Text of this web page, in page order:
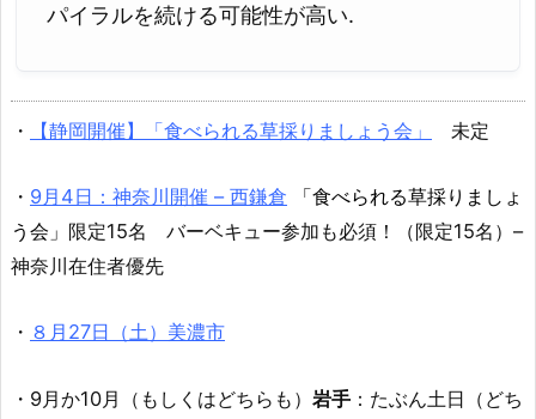
パイラルを続ける可能性が高い.
・ 【静岡開催】「食べられる草採りましょう会」 未定
・ 9月4日：神奈川開催 – 西鎌倉
「食べられる草採りましょ
う会」 限定15名 バーベキュー参加も必須！（限定15名）–
神奈川在住者優先
・ ８月27日（土）美濃市
・9月か10月（もしくはどちらも） 岩手 ：たぶん土日（どち